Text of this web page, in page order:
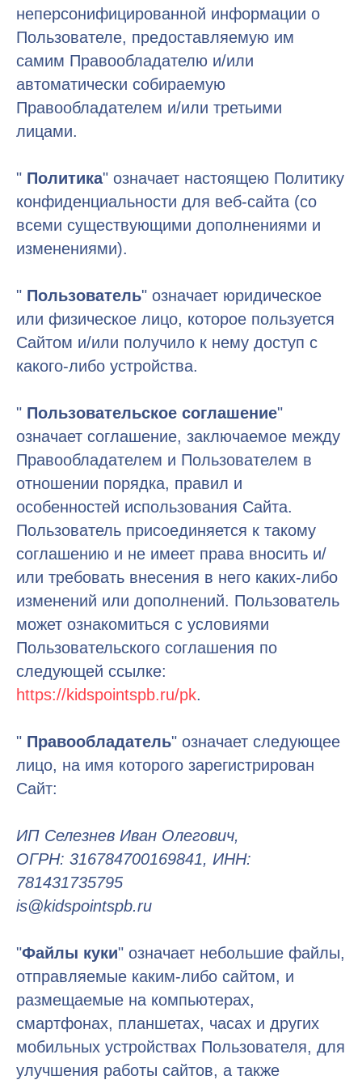
неперсонифицированной информации о
Пользователе, предоставляемую им
самим Правообладателю и/или
автоматически собираемую
Правообладателем и/или третьими
лицами.
" Политика" означает настоящею Политику
конфиденциальности для веб-сайта (со
всеми существующими дополнениями и
изменениями).
" Пользователь" означает юридическое
или физическое лицо, которое пользуется
Сайтом и/или получило к нему доступ с
какого-либо устройства.
" Пользовательское соглашение"
означает соглашение, заключаемое между
Правообладателем и Пользователем в
отношении порядка, правил и
особенностей использования Сайта.
Пользователь присоединяется к такому
соглашению и не имеет права вносить и/
или требовать внесения в него каких-либо
изменений или дополнений. Пользователь
может ознакомиться с условиями
Пользовательского соглашения по
следующей ссылке:
https://kidspointspb.ru/pk.
" Правообладатель" означает следующее
лицо, на имя которого зарегистрирован
Сайт:
ИП Селезнев Иван Олегович,
ОГРН: 316784700169841, ИНН:
781431735795
is@kidspointspb.ru
"Файлы куки" означает небольшие файлы,
отправляемые каким-либо сайтом, и
размещаемые на компьютерах,
смартфонах, планшетах, часах и других
мобильных устройствах Пользователя, для
улучшения работы сайтов, а также